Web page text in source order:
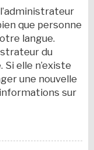
que personne
langue.
du
elle n’existe
une nouvelle
sur